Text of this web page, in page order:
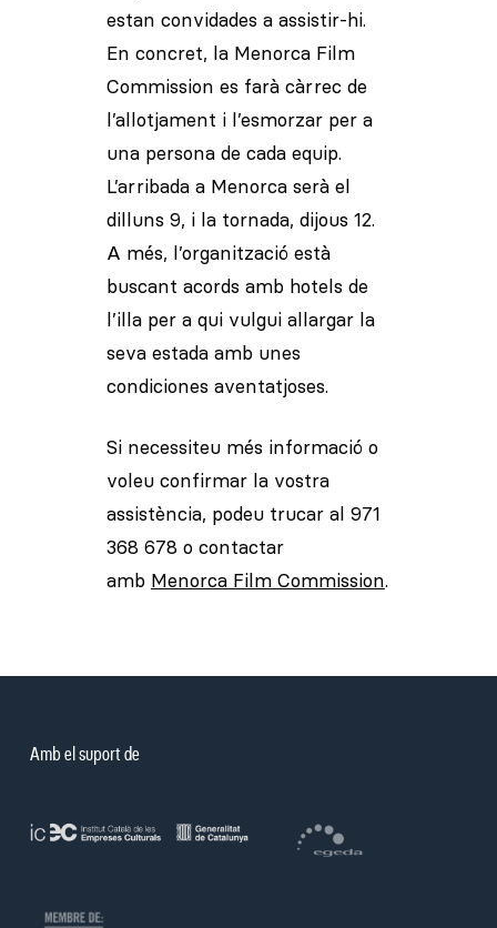
estan convidades a assistir-hi.
En concret, la Menorca Film
Commission es farà càrrec de
l’allotjament i l’esmorzar per a
una persona de cada equip.
L’arribada a Menorca serà el
dilluns 9, i la tornada, dijous 12.
A més, l’organització està
buscant acords amb hotels de
l’illa per a qui vulgui allargar la
seva estada amb unes
condiciones aventatjoses.
Si necessiteu més informació o
voleu confirmar la vostra
assistència, podeu trucar al 971
368 678 o contactar
amb Menorca Film Commission.
Amb el suport de